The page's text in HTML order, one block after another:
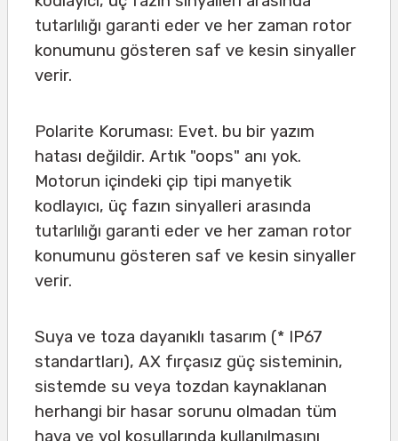
tutarlılığı garanti eder ve her zaman rotor
konumunu gösteren saf ve kesin sinyaller
verir.
Polarite Koruması: Evet. bu bir yazım
hatası değildir. Artık "oops" anı yok.
Motorun içindeki çip tipi manyetik
kodlayıcı, üç fazın sinyalleri arasında
tutarlılığı garanti eder ve her zaman rotor
konumunu gösteren saf ve kesin sinyaller
verir.
Suya ve toza dayanıklı tasarım (* IP67
standartları), AX fırçasız güç sisteminin,
sistemde su veya tozdan kaynaklanan
herhangi bir hasar sorunu olmadan tüm
hava ve yol koşullarında kullanılmasını